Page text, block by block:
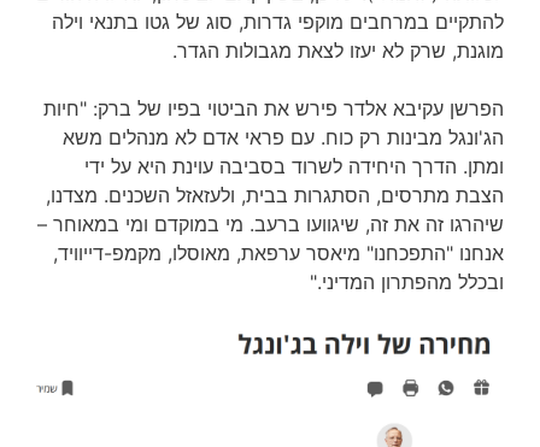
להתקיים במרחבים מוקפי גדרות, סוג של גטו בתנאי וילה
מוגנת, שרק לא יעזו לצאת מגבולות הגדר.
הפרשן עקיבא אלדר פירש את הביטוי בפיו של ברק: "חיות
הג'ונגל מבינות רק כוח. עם פראי אדם לא מנהלים משא
ומתן. הדרך היחידה לשרוד בסביבה עוינת היא על ידי
הצבת מתרסים, הסתגרות בבית, ולעזאזל השכנים. מצדנו,
שיהרגו זה את זה, שיגוועו ברעב. מי במוקדם ומי במאוחר –
אנחנו "התפכחנו" מיאסר ערפאת, מאוסלו, מקמפ-דייוויד,
ובכלל מהפתרון המדיני."